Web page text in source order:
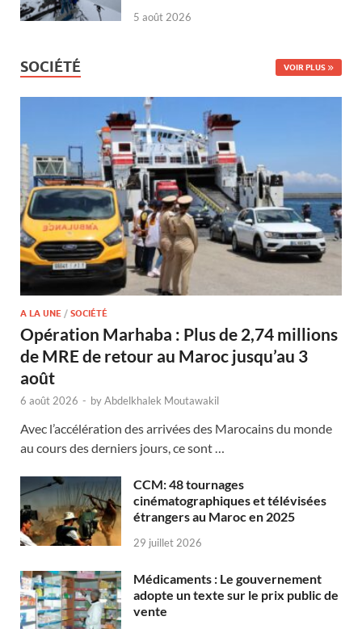
5 août 2026
SOCIÉTÉ VOIR PLUS
A LA UNE / SOCIÉTÉ
Opération Marhaba : Plus de 2,74 millions
de MRE de retour au Maroc jusqu’au 3
août
6 août 2026 - byAbdelkhalek Moutawakil
Avec l’accélération des arrivées des Marocains du monde
au cours des derniers jours, ce sont …
CCM: 48 tournages
cinématographiques et télévisées
étrangers au Maroc en 2025
29 juillet 2026
Médicaments : Le gouvernement
adopte un texte sur le prix public de
vente